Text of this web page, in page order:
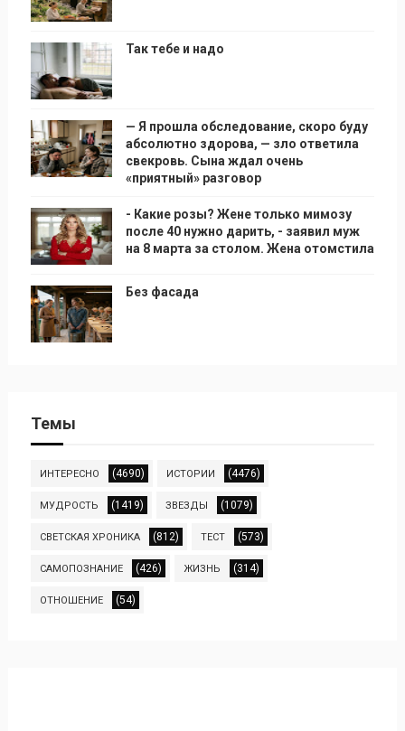
Так тебе и надо
— Я прошла обследование, скоро буду
абсолютно здорова, — зло ответила
свекровь. Сына ждал очень
«приятный» разговор
- Какие розы? Жене только мимозу
после 40 нужно дарить, - заявил муж
на 8 марта за столом. Жена отомстила
Без фасада
Темы
ИНТЕРЕСНО (4690) ИСТОРИИ (4476)
МУДРОСТЬ (1419) ЗВЕЗДЫ (1079)
СВЕТСКАЯ ХРОНИКА (812) ТЕСТ (573)
САМОПОЗНАНИЕ (426) ЖИЗНЬ (314)
ОТНОШЕНИЕ (54)